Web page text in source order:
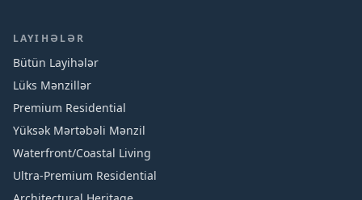
LAYIHƏLƏR
Bütün Layihələr
Lüks Mənzillər
Premium Residential
Yüksək Mərtəbəli Mənzil
Waterfront/Coastal Living
Ultra-Premium Residential